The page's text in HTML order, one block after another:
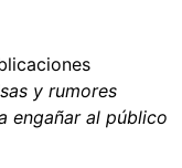
y rumores
engañar al público